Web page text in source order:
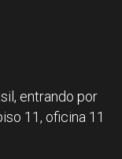
entrando por
11, oficina 11